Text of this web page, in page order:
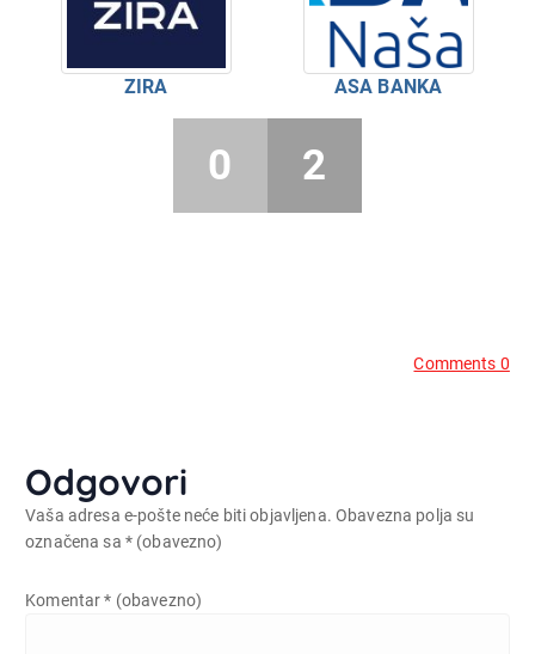
ZIRA ASA BANKA
0 2
Comments 0
Odgovori
Vaša adresa e-pošte neće biti objavljena. Obavezna polja su
označena sa * (obavezno)
Komentar* (obavezno)